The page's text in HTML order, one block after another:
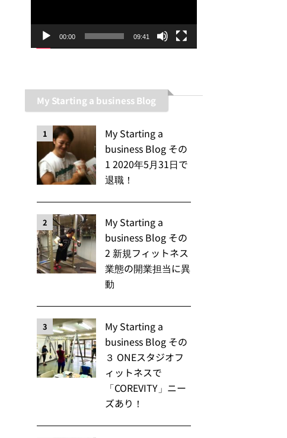
ー
00:00 09:41
My Starting a business Blog
1
My Starting a
business Blog その
1 2020年5月31日で
退職！
2
My Starting a
business Blog その
2 新規フィットネス
業態の開業担当に異
動
3
My Starting a
business Blog その
３ ONEスタジオフ
ィットネスで
「COREVITY」ニー
ズあり！